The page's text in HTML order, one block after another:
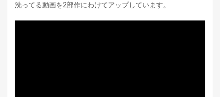
洗ってる動画を2部作にわけてアップしています。